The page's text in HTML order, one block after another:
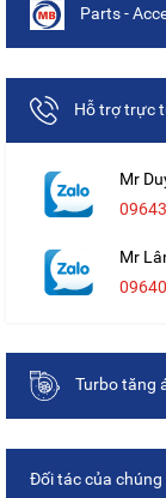
Parts -
Hỗ trợ trực
Mr
Mr
Turbo tăng
Đối tác của chúng